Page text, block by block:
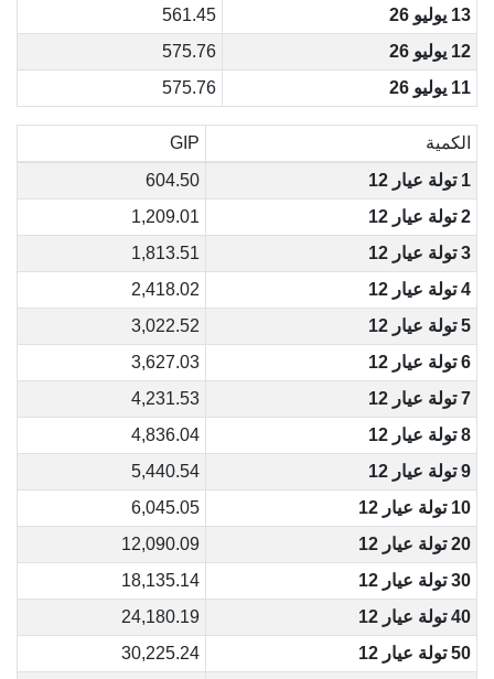
13 يوليو 26
561.45
12 يوليو 26
575.76
11 يوليو 26
575.76
الكمية
GIP
1 تولة عيار 12
604.50
2 تولة عيار 12
1,209.01
3 تولة عيار 12
1,813.51
4 تولة عيار 12
2,418.02
5 تولة عيار 12
3,022.52
6 تولة عيار 12
3,627.03
7 تولة عيار 12
4,231.53
8 تولة عيار 12
4,836.04
9 تولة عيار 12
5,440.54
10 تولة عيار 12
6,045.05
20 تولة عيار 12
12,090.09
30 تولة عيار 12
18,135.14
40 تولة عيار 12
24,180.19
50 تولة عيار 12
30,225.24